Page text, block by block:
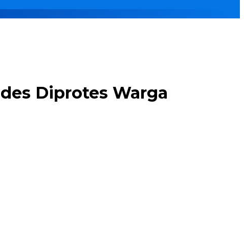
Diprotes Warga